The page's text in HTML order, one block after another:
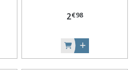
2€98